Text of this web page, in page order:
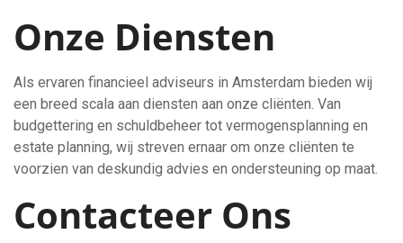
Onze Diensten
Als ervaren financieel adviseurs in Amsterdam bieden wij
een breed scala aan diensten aan onze cliënten. Van
budgettering en schuldbeheer tot vermogensplanning en
estate planning, wij streven ernaar om onze cliënten te
voorzien van deskundig advies en ondersteuning op maat.
Contacteer Ons